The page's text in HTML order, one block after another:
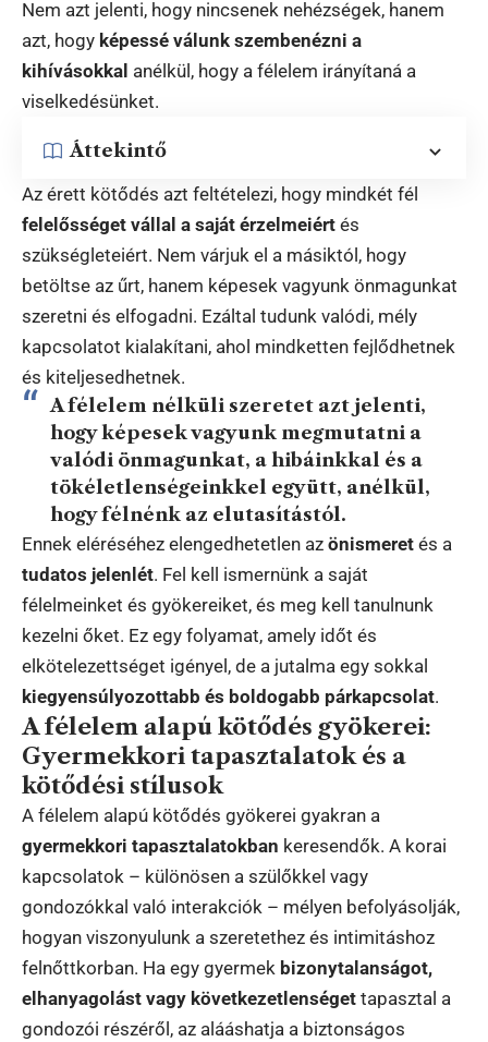
Nem azt jelenti, hogy nincsenek nehézségek, hanem
azt, hogy képessé válunk szembenézni a
kihívásokkal anélkül, hogy a félelem irányítaná a
viselkedésünket.
Áttekintő
Az érett kötődés azt feltételezi, hogy mindkét fél
felelősséget vállal a saját érzelmeiért és
szükségleteiért. Nem várjuk el a másiktól, hogy
betöltse az űrt, hanem képesek vagyunk önmagunkat
szeretni és elfogadni. Ezáltal tudunk valódi, mély
kapcsolatot kialakítani, ahol mindketten fejlődhetnek
és kiteljesedhetnek.
A félelem nélküli szeretet azt jelenti,
hogy képesek vagyunk megmutatni a
valódi önmagunkat, a hibáinkkal és a
tökéletlenségeinkkel együtt, anélkül,
hogy félnénk az elutasítástól.
Ennek eléréséhez elengedhetetlen az önismeret és a
tudatos jelenlét. Fel kell ismernünk a saját
félelmeinket és gyökereiket, és meg kell tanulnunk
kezelni őket. Ez egy folyamat, amely időt és
elkötelezettséget igényel, de a jutalma egy sokkal
kiegyensúlyozottabb és boldogabb párkapcsolat.
A félelem alapú kötődés gyökerei:
Gyermekkori tapasztalatok és a
kötődési stílusok
A félelem alapú kötődés gyökerei gyakran a
gyermekkori tapasztalatokban keresendők. A korai
kapcsolatok – különösen a szülőkkel vagy
gondozókkal való interakciók – mélyen befolyásolják,
hogyan viszonyulunk a szeretethez és intimitáshoz
felnőttkorban. Ha egy gyermek bizonytalanságot,
elhanyagolást vagy következetlenséget tapasztal a
gondozói részéről, az alááshatja a biztonságos